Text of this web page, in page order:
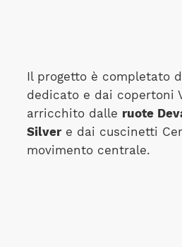
Il progetto è completato
dedicato e dai copertoni
arricchito dalle ruote
Silvere dai cuscinetti
movimento centrale.